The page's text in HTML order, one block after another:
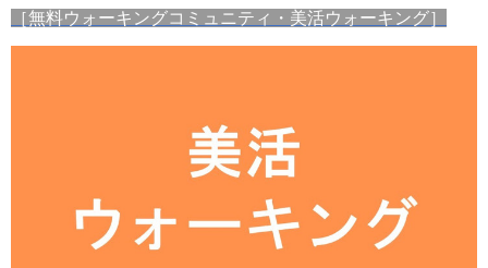
［無料ウォーキングコミュニティ・美活ウォーキング］